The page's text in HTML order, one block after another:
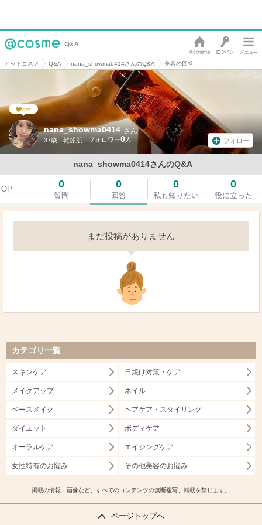
アットコスメ Q&A nana_showma0414さんのQ&A 美容の回答
nana_showma0414 さん
37歳 乾燥肌 0 フォロー
nana_showma0414さんのQ&A
get
0
質問
0
回答
0
私も知りたい
0
役に立った
まだ投稿がありません
カテゴリ一覧
スキンケア 日焼け対策・ケア
メイクアップ ネイル
ベースメイク ヘアケア・スタイリング
ダイエット ボディケア
オーラルケア エイジングケア
女性特有のお悩み その他美容のお悩み
掲載の情報・画像など、すべてのコンテンツの無断複写、転載を禁じます。
ページトップへ